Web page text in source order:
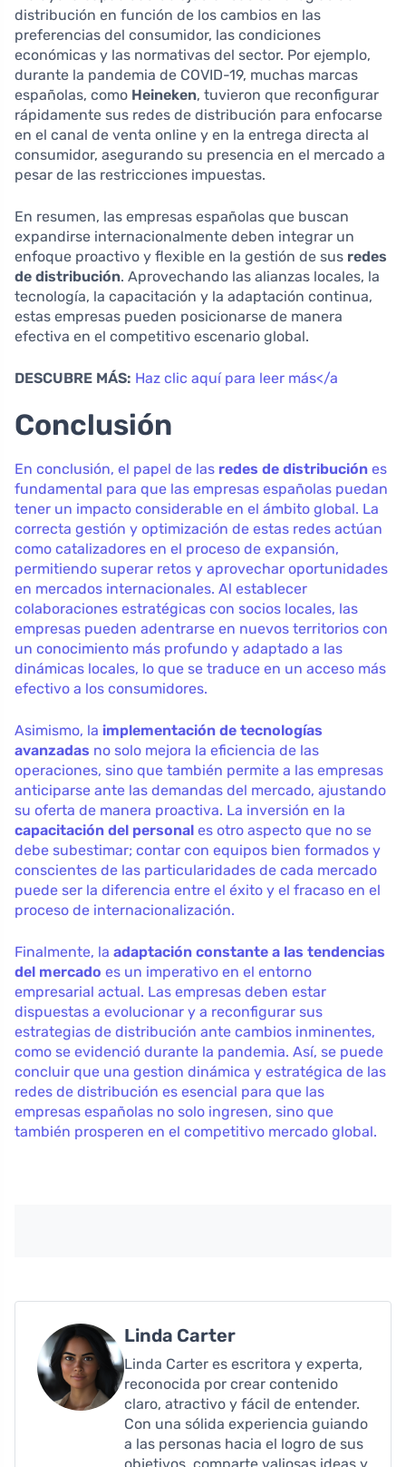
distribución en función de los cambios en las
preferencias del consumidor, las condiciones
económicas y las normativas del sector. Por ejemplo,
durante la pandemia de COVID-19, muchas marcas
españolas, como Heineken, tuvieron que reconfigurar
rápidamente sus redes de distribución para enfocarse
en el canal de venta online y en la entrega directa al
consumidor, asegurando su presencia en el mercado a
pesar de las restricciones impuestas.
En resumen, las empresas españolas que buscan
expandirse internacionalmente deben integrar un
enfoque proactivo y flexible en la gestión de sus redes
de distribución. Aprovechando las alianzas locales, la
tecnología, la capacitación y la adaptación continua,
estas empresas pueden posicionarse de manera
efectiva en el competitivo escenario global.
DESCUBRE MÁS: Haz clic aquí para leer más</a
Conclusión
En conclusión, el papel de las redes de distribución es
fundamental para que las empresas españolas puedan
tener un impacto considerable en el ámbito global. La
correcta gestión y optimización de estas redes actúan
como catalizadores en el proceso de expansión,
permitiendo superar retos y aprovechar oportunidades
en mercados internacionales. Al establecer
colaboraciones estratégicas con socios locales, las
empresas pueden adentrarse en nuevos territorios con
un conocimiento más profundo y adaptado a las
dinámicas locales, lo que se traduce en un acceso más
efectivo a los consumidores.
Asimismo, la implementación de tecnologías
avanzadas no solo mejora la eficiencia de las
operaciones, sino que también permite a las empresas
anticiparse ante las demandas del mercado, ajustando
su oferta de manera proactiva. La inversión en la
capacitación del personal es otro aspecto que no se
debe subestimar; contar con equipos bien formados y
conscientes de las particularidades de cada mercado
puede ser la diferencia entre el éxito y el fracaso en el
proceso de internacionalización.
Finalmente, la adaptación constante a las tendencias
del mercado es un imperativo en el entorno
empresarial actual. Las empresas deben estar
dispuestas a evolucionar y a reconfigurar sus
estrategias de distribución ante cambios inminentes,
como se evidenció durante la pandemia. Así, se puede
concluir que una gestion dinámica y estratégica de las
redes de distribución es esencial para que las
empresas españolas no solo ingresen, sino que
también prosperen en el competitivo mercado global.
Linda Carter
Linda Carter es escritora y experta,
reconocida por crear contenido
claro, atractivo y fácil de entender.
Con una sólida experiencia guiando
a las personas hacia el logro de sus